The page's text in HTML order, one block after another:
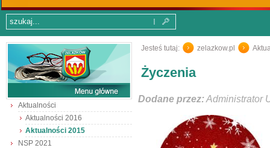
Aktualności
Aktualności 2016
Aktualności 2015
NSP 2021
Jesteś tutaj: zelazkow.pl
Życzenia
Dodane przez:Administrator